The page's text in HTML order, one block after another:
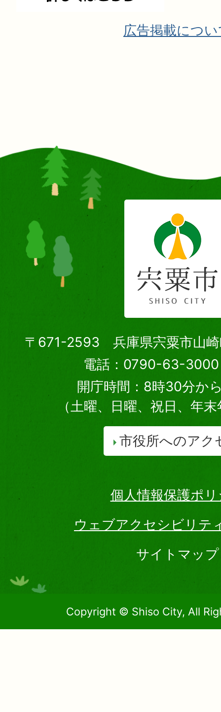
広告掲載につ
〒671-2593 兵庫県宍粟市山崎
電話：0790-63-3000
開庁時間：8時30分か
（土曜、日曜、祝日、年
市役所へのアク
個人情報保護ポ
ウェブアクセシビリテ
サイトマップ
Copyright © Shiso City, All